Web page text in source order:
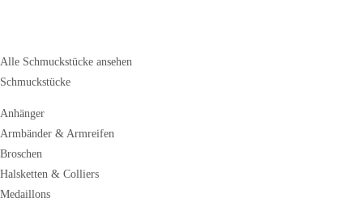
Alle Schmuckstücke ansehen
Schmuckstücke
Anhänger
Armbänder & Armreifen
Broschen
Halsketten & Colliers
Medaillons